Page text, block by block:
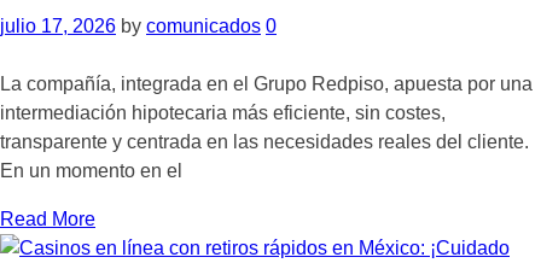
julio 17, 2026 by comunicados 0
La compañía, integrada en el Grupo Redpiso, apuesta por una
intermediación hipotecaria más eficiente, sin costes,
transparente y centrada en las necesidades reales del cliente.
En un momento en el
Read More